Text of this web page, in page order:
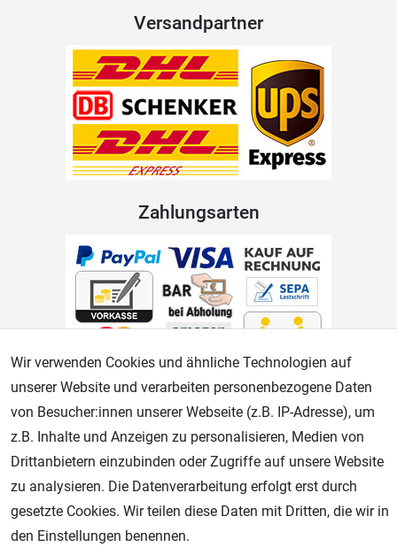
Versandpartner
Zahlungsarten
Geprüfter Shop
Wir verwenden Cookies und ähnliche Technologien auf
unserer Website und verarbeiten personenbezogene Daten
von Besucher:innen unserer Webseite (z.B. IP-Adresse), um
z.B. Inhalte und Anzeigen zu personalisieren, Medien von
Drittanbietern einzubinden oder Zugriffe auf unsere Website
zu analysieren. Die Datenverarbeitung erfolgt erst durch
gesetzte Cookies. Wir teilen diese Daten mit Dritten, die wir in
den Einstellungen benennen.